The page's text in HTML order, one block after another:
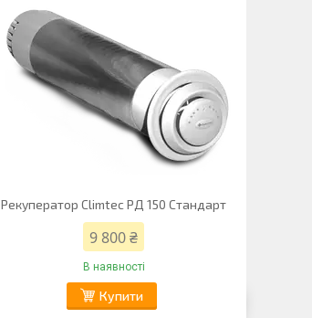
Рекуператор Climtec РД 150 Стандарт
9 800 ₴
В наявності
Купити